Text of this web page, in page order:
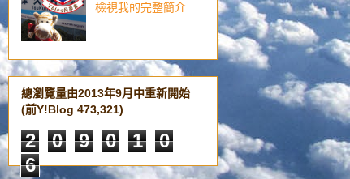
檢視我的完整簡介
總瀏覽量由2013年9月中重新開始
(前Y!Blog 473,321)
2 0 9 0 1
0
6